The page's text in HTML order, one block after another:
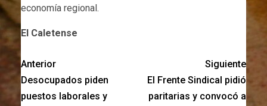
economía regional.
El Caletense
Anterior
Desocupados piden
puestos laborales y
Siguiente
El Frente Sindical pidió
paritarias y convocó a